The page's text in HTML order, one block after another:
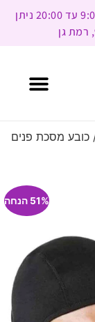
ניתן להגיע בתיאום מראש | בשעות הפעילות 9:00 עד 20:00 ניתן
מסכת פנים
51% הנחה